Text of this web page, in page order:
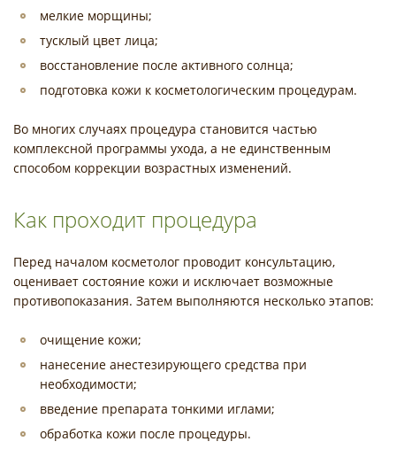
мелкие морщины;
тусклый цвет лица;
восстановление после активного солнца;
подготовка кожи к косметологическим процедурам.
Во многих случаях процедура становится частью
комплексной программы ухода, а не единственным
способом коррекции возрастных изменений.
Как проходит процедура
Перед началом косметолог проводит консультацию,
оценивает состояние кожи и исключает возможные
противопоказания. Затем выполняются несколько этапов:
очищение кожи;
нанесение анестезирующего средства при
необходимости;
введение препарата тонкими иглами;
обработка кожи после процедуры.